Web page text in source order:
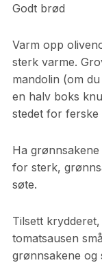
Godt brød
Varm opp
sterk varme.
mandolin (om
en halv boks
stedet for ferske
Ha
for sterk,
søte.
Tilsett
tomatsausen
grønnsakene og